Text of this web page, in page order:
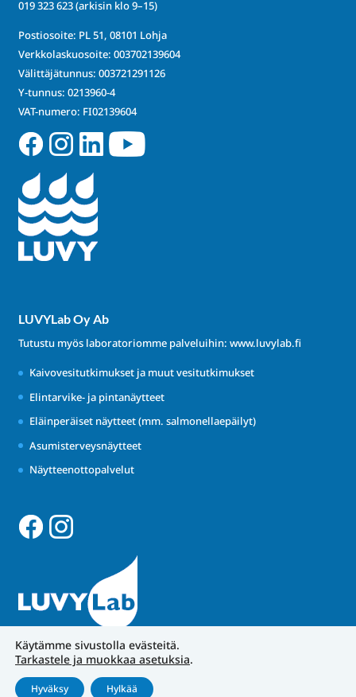
019 323 623(arkisin klo 9–15)
Postiosoite: PL 51, 08101 Lohja
Verkkolaskuosoite: 003702139604
Välittäjätunnus: 003721291126
Y-tunnus: 0213960-4
VAT-numero: FI02139604
LUVYLab Oy Ab
Tutustu myös laboratoriomme palveluihin: www.luvylab.fi
Kaivovesitutkimukset ja muut vesitutkimukset
Elintarvike- ja pintanäytteet
Eläinperäiset näytteet (mm. salmonellaepäilyt)
Asumisterveysnäytteet
Näytteenottopalvelut
Käytämme sivustolla evästeitä.
Tarkastele ja muokkaa asetuksia.
Hyväksy Hylkää